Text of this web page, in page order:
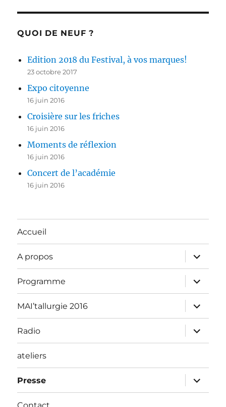
QUOI DE NEUF ?
Edition 2018 du Festival, à vos marques!
23 octobre 2017
Expo citoyenne
16 juin 2016
Croisière sur les friches
16 juin 2016
Moments de réflexion
16 juin 2016
Concert de l’académie
16 juin 2016
Accueil
A propos
ouvrir
le
sous-
menu
Programme
ouvrir
le
sous-
menu
MAI’tallurgie 2016
ouvrir
le
sous-
menu
Radio
ouvrir
le
sous-
ateliers
Presse
ouvrir
le
sous-